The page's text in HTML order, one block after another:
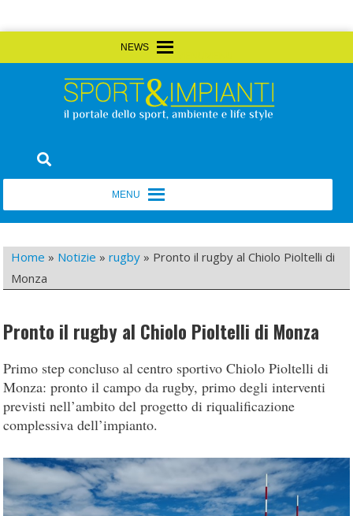
to
Sport&Impianti
Home » Notizie »rugby » Pronto il rugby al Chiolo Pioltelli di
Monza
Pronto il rugby al Chiolo Pioltelli di Monza
Primo step concluso al centro sportivo Chiolo Pioltelli di
Monza: pronto il campo da rugby, primo degli interventi
previsti nell’ambito del progetto di riqualificazione
complessiva dell’impianto.